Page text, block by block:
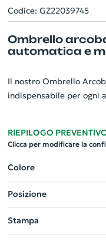
Codice: GZ22039745
Ombrello
automatica e
Il nostro Ombrello
indispensabile per ogni
pollici e dotato di 16
nero aggiungono un
vivido sicuramente farà
giorni di pioggia!
RIEPILOGO
Clicca per modificare la
Colore
Posizione
Stampa